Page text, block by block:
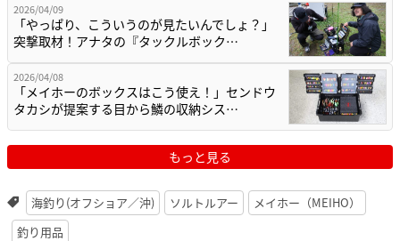
2026/04/09
「やっぱり、こういうのが見たいんでしょ？」
突撃取材！アナタの『タックルボック…
2026/04/08
「メイホーのボックスはこう使え！」センドウ
タカシが提案する目から鱗の収納シス…
もっと見る
海釣り(オフショア／沖) ソルトルアー
メイホー（MEIHO）
釣り用品